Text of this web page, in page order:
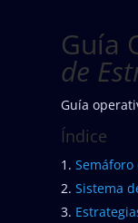
Guía
de
Guía
Índice
Sistema